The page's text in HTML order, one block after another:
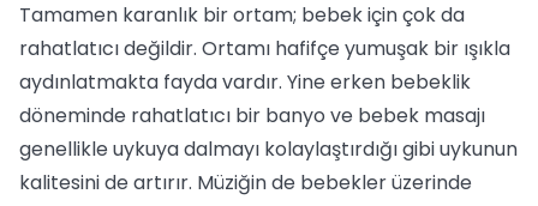
Tamamen karanlık bir ortam; bebek için çok da
rahatlatıcı değildir. Ortamı hafifçe yumuşak bir ışıkla
aydınlatmakta fayda vardır. Yine erken bebeklik
döneminde rahatlatıcı bir banyo ve bebek masajı
genellikle uykuya dalmayı kolaylaştırdığı gibi uykunun
kalitesini de artırır. Müziğin de bebekler üzerinde